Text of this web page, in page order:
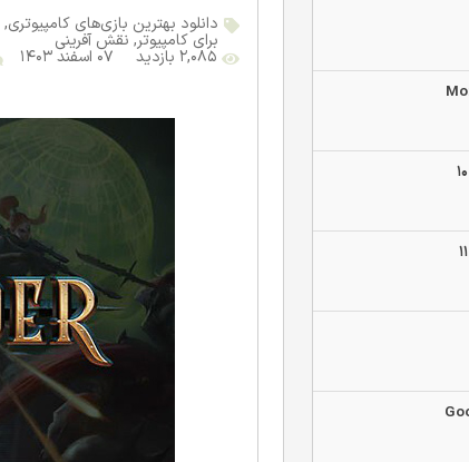
دانلود بهترین بازی‌های کامپیوتری,
برای کامپیوتر, نقش آفرینی
۲,۰۸۵ بازدید ۰۷ اسفند ۱۴۰۳